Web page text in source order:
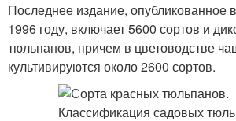
Последнее издание, опубликованное
1996 году, включает 5600 сортов и
тюльпанов, причем в цветоводстве
культивируются около 2600 сортов.